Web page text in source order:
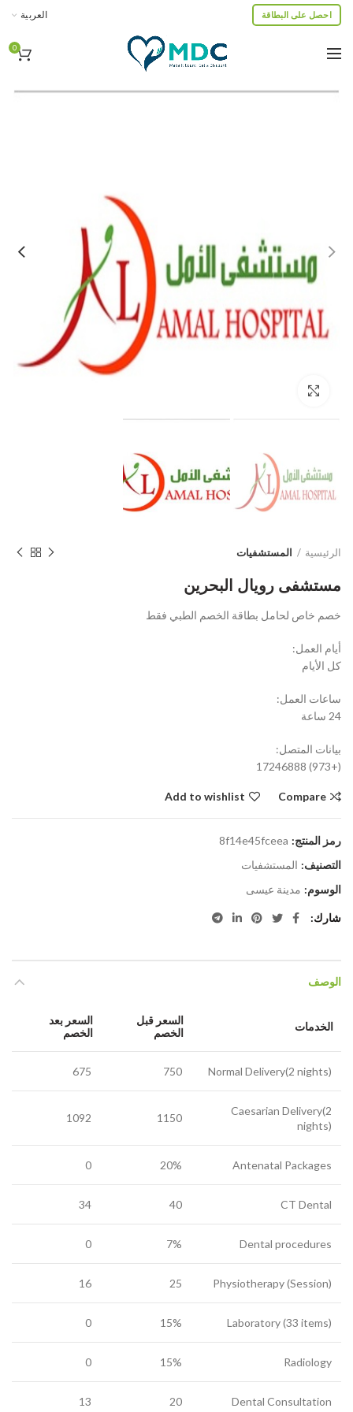
احصل على البطاقة العربية
0
الرئيسية المستشفيات
مستشفى رويال البحرين
خصم خاص لحامل بطاقة الخصم الطبي فقط
أيام العمل:
كل الأيام
ساعات العمل:
24 ساعة
بيانات المتصل:
(+973) 17246888
Compare
Add to wishlist
رمز المنتج: 8f14e45fceea
التصنيف: المستشفيات
الوسوم: مدينة عيسى
شارك
الوصف
الخدمات
السعر قبل
الخصم
السعر بعد
الخصم
Normal Delivery(2 nights)
750
675
Caesarian Delivery(2
nights)
1150
1092
Antenatal Packages
20%
0
CT Dental
40
34
Dental procedures
7%
0
Physiotherapy (Session)
25
16
Laboratory (33 items)
15%
0
Radiology
15%
0
Dental Consultation
20
13